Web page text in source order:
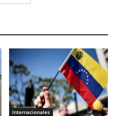
Internacionales